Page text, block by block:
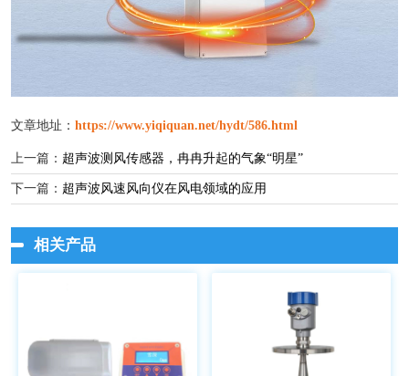
文章地址： https://www.yiqiquan.net/hydt/586.html
上一篇： 超声波测风传感器，冉冉升起的气象“明星”
下一篇： 超声波风速风向仪在风电领域的应用
相关产品